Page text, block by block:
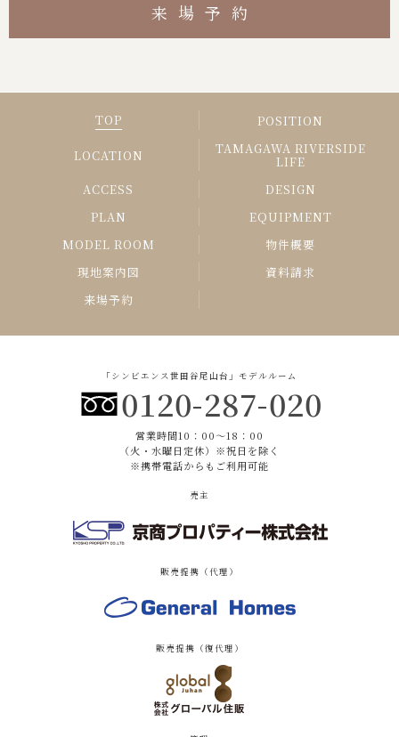
来場予約
TOP POSITION
LOCATION TAMAGAWA RIVERSIDE
LIFE
ACCESS
DESIGN
PLAN
EQUIPMENT
MODEL ROOM
物件概要
現地案内図
資料請求
来場予約
「シンビエンス世田谷尾山台」モデルルーム
0120-287-020
営業時間10：00〜18：00
（火・水曜日定休）※祝日を除く
※携帯電話からもご利用可能
売主
販売提携（代理）
販売提携（復代理）